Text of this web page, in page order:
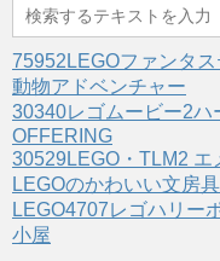
75952LEGOファンタ
動物アドベンチャー
30340レゴムービー2
OFFERING
30529LEGO・TLM2 エ
LEGOのかわいい文房具
LEGO4707レゴハリー
小屋